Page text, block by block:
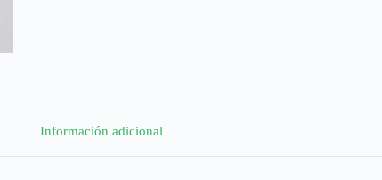
Información adicional